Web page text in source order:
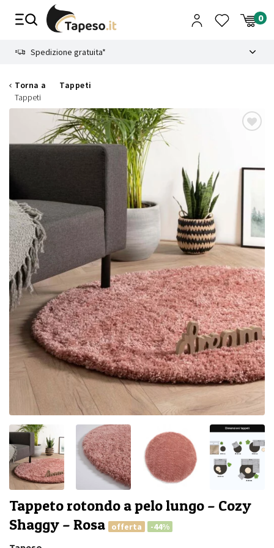
Spedizione gratuita*
Torna a
Tappeti
Tappeti
Tappeto rotondo a pelo lungo – Cozy
Shaggy – Rosa
offerta -44%